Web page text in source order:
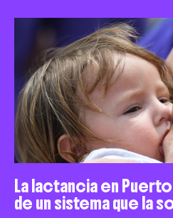
La lactancia en
de un sistema que la